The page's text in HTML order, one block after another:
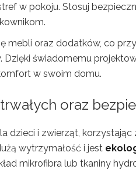
w pokoju. Stosuj
mebli oraz dodatków, co
świadomemu
w swoim domu.
oraz
dzieci i zwierząt, korzystając
wytrzymałość i jest
mikrofibra lub tkaniny